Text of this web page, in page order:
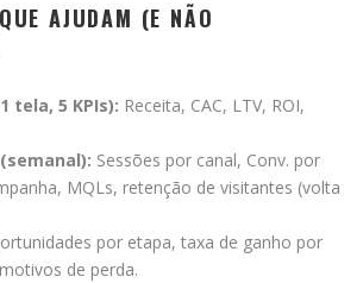
AJUDAM (E NÃO
tela, 5 KPIs): Receita, CAC, LTV, ROI,
Sessões por canal, Conv. por
MQLs, retenção de visitantes (volta
por etapa, taxa de ganho por
de perda.